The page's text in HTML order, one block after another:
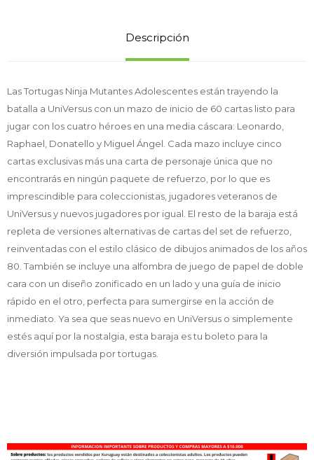
Descripción
Las Tortugas Ninja Mutantes Adolescentes están trayendo la
batalla a UniVersus con un mazo de inicio de 60 cartas listo para
jugar con los cuatro héroes en una media cáscara: Leonardo,
Raphael, Donatello y Miguel Ángel. Cada mazo incluye cinco
cartas exclusivas más una carta de personaje única que no
encontrarás en ningún paquete de refuerzo, por lo que es
imprescindible para coleccionistas, jugadores veteranos de
UniVersus y nuevos jugadores por igual. El resto de la baraja está
repleta de versiones alternativas de cartas del set de refuerzo,
reinventadas con el estilo clásico de dibujos animados de los años
80. También se incluye una alfombra de juego de papel de doble
cara con un diseño zonificado en un lado y una guía de inicio
rápido en el otro, perfecta para sumergirse en la acción de
inmediato. Ya sea que seas nuevo en UniVersus o simplemente
estés aquí por la nostalgia, esta baraja es tu boleto para la
diversión impulsada por tortugas.